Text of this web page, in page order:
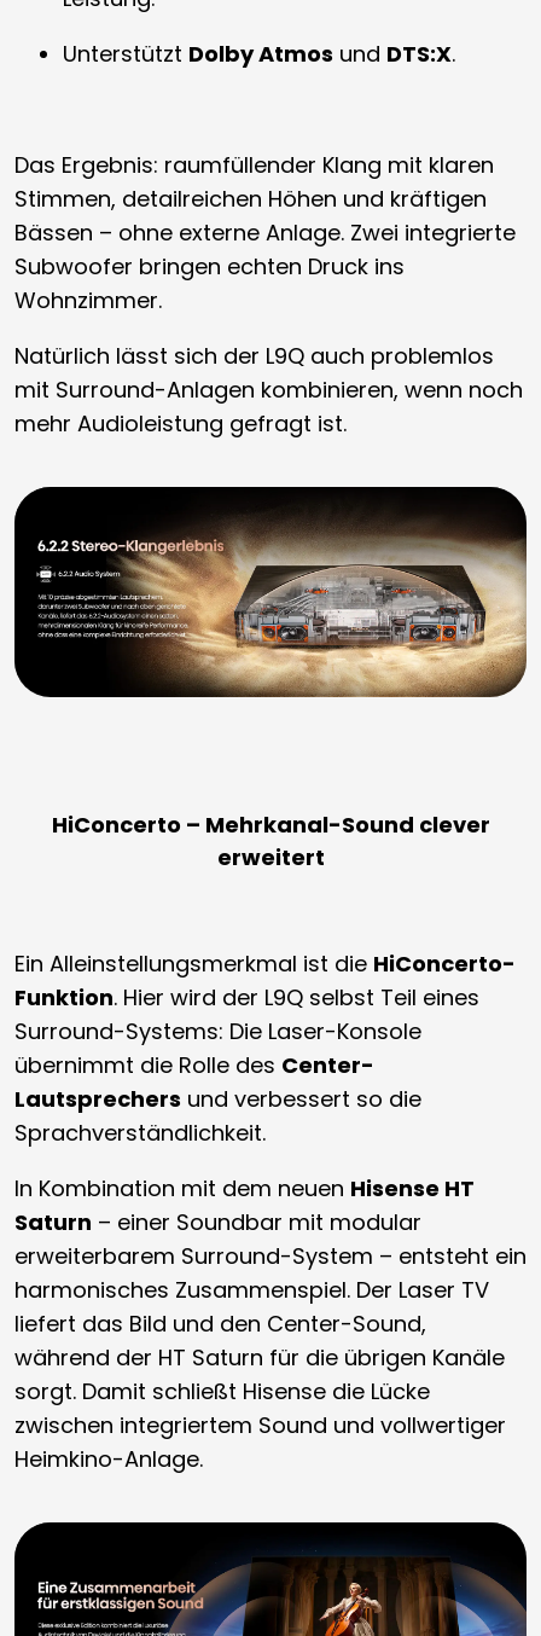
Unterstützt Dolby Atmos und DTS:X.
Das Ergebnis: raumfüllender Klang mit klaren
Stimmen, detailreichen Höhen und kräftigen
Bässen – ohne externe Anlage. Zwei integrierte
Subwoofer bringen echten Druck ins
Wohnzimmer.
Natürlich lässt sich der L9Q auch problemlos
mit Surround-Anlagen kombinieren, wenn noch
mehr Audioleistung gefragt ist.
HiConcerto – Mehrkanal-Sound clever
erweitert
Ein Alleinstellungsmerkmal ist die HiConcerto-
Funktion. Hier wird der L9Q selbst Teil eines
Surround-Systems: Die Laser-Konsole
übernimmt die Rolle des Center-
Lautsprechers und verbessert so die
Sprachverständlichkeit.
In Kombination mit dem neuen Hisense HT
Saturn – einer Soundbar mit modular
erweiterbarem Surround-System – entsteht ein
harmonisches Zusammenspiel. Der Laser TV
liefert das Bild und den Center-Sound,
während der HT Saturn für die übrigen Kanäle
sorgt. Damit schließt Hisense die Lücke
zwischen integriertem Sound und vollwertiger
Heimkino-Anlage.